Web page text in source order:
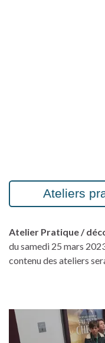
Ateliers
Atelier Pratique /
du samedi 25 mars
contenu des ateliers